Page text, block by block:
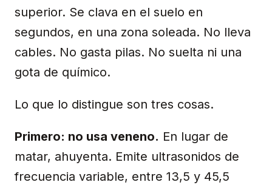
superior. Se clava en el suelo en
segundos, en una zona soleada. No lleva
cables. No gasta pilas. No suelta ni una
gota de químico.
Lo que lo distingue son tres cosas.
Primero: no usa veneno. En lugar de
matar, ahuyenta. Emite ultrasonidos de
frecuencia variable, entre 13,5 y 45,5